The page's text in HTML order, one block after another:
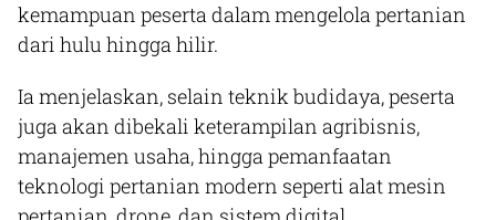
kemampuan peserta dalam mengelola pertanian
dari hulu hingga hilir.
Ia menjelaskan, selain teknik budidaya, peserta
juga akan dibekali keterampilan agribisnis,
manajemen usaha, hingga pemanfaatan
teknologi pertanian modern seperti alat mesin